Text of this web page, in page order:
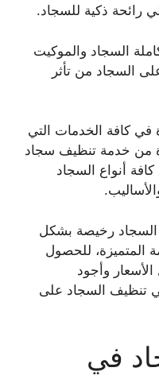
رائحة ذكية للسجاد.
السجاد والموكيت
السجاد من تأثر
في كافة الخدمات التي
من خدمة تنظيف سجاد
أنواع السجاد
السجاد رخيصة بشكل
المتميزة، للحصول
وأجود
تنظيف السجاد على
في